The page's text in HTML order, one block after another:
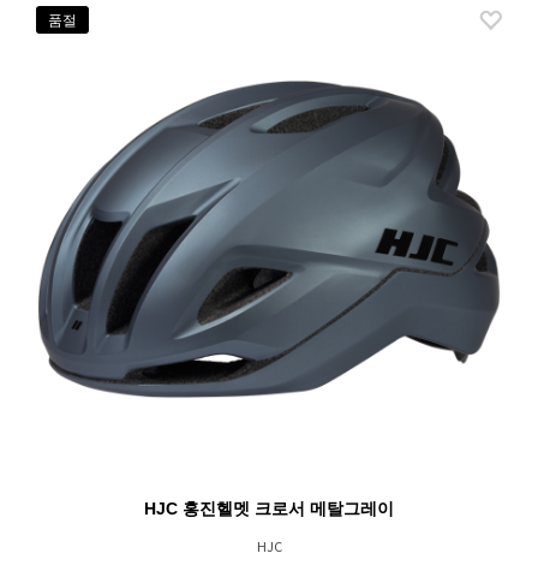
품절
HJC 홍진헬멧 크로서 메탈그레이
HJC